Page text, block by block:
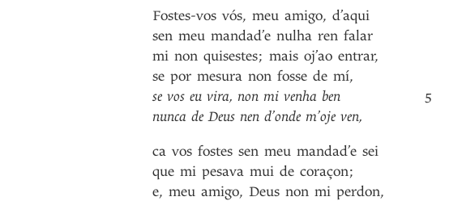
Fostes-vos vós, meu amigo, d’aqui
sen meu mandad’e nulha ren falar
mi non quisestes; mais oj’ao entrar,
se por mesura non fosse de mí,
se vos eu vira, non mi venha ben
nunca de Deus nen d’onde m’oje ven,
ca vos fostes sen meu mandad’e sei
que mi pesava mui de coraçon;
e, meu amigo, Deus non mi perdon,
5